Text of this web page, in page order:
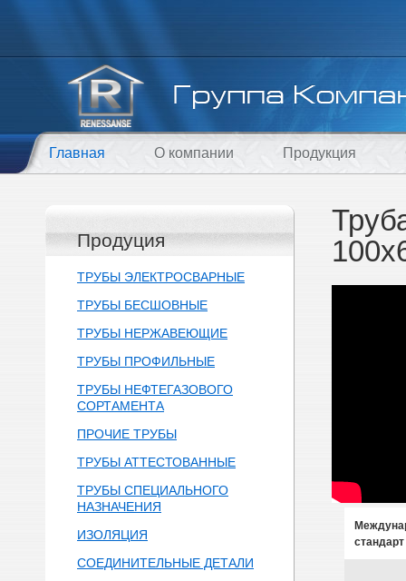
Главная О компании Продукция
Продуция
ТРУБЫ ЭЛЕКТРОСВАРНЫЕ
ТРУБЫ БЕСШОВНЫЕ
ТРУБЫ НЕРЖАВЕЮЩИЕ
ТРУБЫ ПРОФИЛЬНЫЕ
ТРУБЫ НЕФТЕГАЗОВОГО
СОРТАМЕНТА
ПРОЧИЕ ТРУБЫ
ТРУБЫ АТТЕСТОВАННЫЕ
ТРУБЫ СПЕЦИАЛЬНОГО
НАЗНАЧЕНИЯ
ИЗОЛЯЦИЯ
СОЕДИНИТЕЛЬНЫЕ ДЕТАЛИ
стандарт